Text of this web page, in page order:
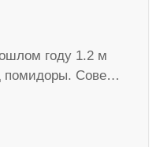
году 1.2 м
помидоры. Сове…